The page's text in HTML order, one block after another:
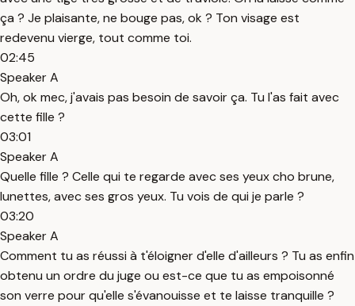
ça ? Je plaisante, ne bouge pas, ok ? Ton visage est
redevenu vierge, tout comme toi.
02:45
Speaker A
Oh, ok mec, j'avais pas besoin de savoir ça. Tu l'as fait avec
cette fille ?
03:01
Speaker A
Quelle fille ? Celle qui te regarde avec ses yeux cho brune,
lunettes, avec ses gros yeux. Tu vois de qui je parle ?
03:20
Speaker A
Comment tu as réussi à t'éloigner d'elle d'ailleurs ? Tu as enfin
obtenu un ordre du juge ou est-ce que tu as empoisonné
son verre pour qu'elle s'évanouisse et te laisse tranquille ?